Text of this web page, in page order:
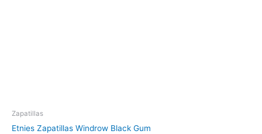
Zapatillas
Etnies Zapatillas Windrow Black Gum